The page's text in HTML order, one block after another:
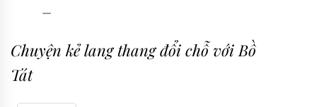
admin
Chuyện kẻ lang thang đổi chỗ với Bồ
Tát